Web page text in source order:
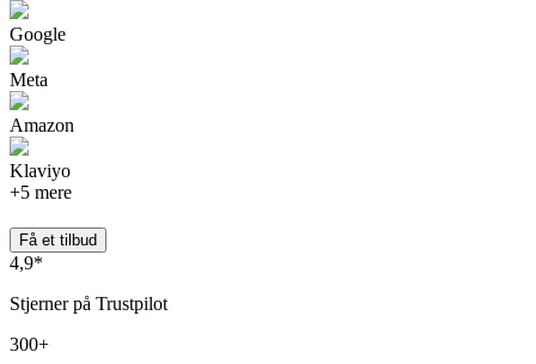
Google
Meta
Amazon
Klaviyo
+5 mere
Få et tilbud
4,9*
Stjerner på Trustpilot
300+